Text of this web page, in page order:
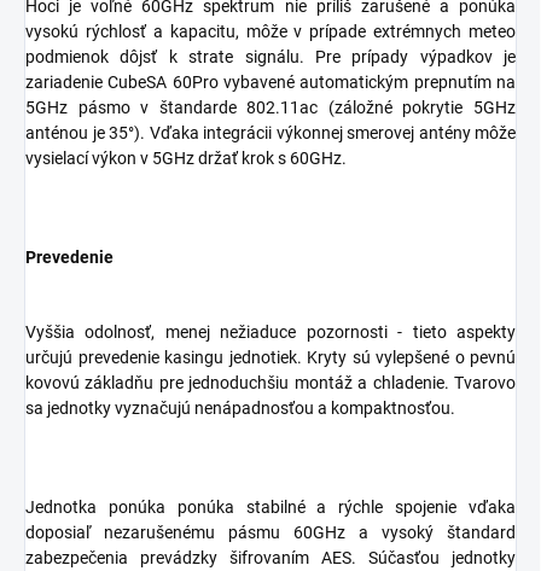
Hoci je voľné 60GHz spektrum nie príliš zarušené a ponúka
vysokú rýchlosť a kapacitu, môže v prípade extrémnych meteo
podmienok dôjsť k strate signálu. Pre prípady výpadkov je
zariadenie CubeSA 60Pro vybavené automatickým prepnutím na
5GHz pásmo v štandarde 802.11ac (záložné pokrytie 5GHz
anténou je 35°). Vďaka integrácii výkonnej smerovej antény môže
vysielací výkon v 5GHz držať krok s 60GHz.
Prevedenie
Vyššia odolnosť, menej nežiaduce pozornosti - tieto aspekty
určujú prevedenie kasingu jednotiek. Kryty sú vylepšené o pevnú
kovovú základňu pre jednoduchšiu montáž a chladenie. Tvarovo
sa jednotky vyznačujú nenápadnosťou a kompaktnosťou.
Jednotka ponúka ponúka stabilné a rýchle spojenie vďaka
doposiaľ nezarušenému pásmu 60GHz a vysoký štandard
zabezpečenia prevádzky šifrovaním AES. Súčasťou jednotky